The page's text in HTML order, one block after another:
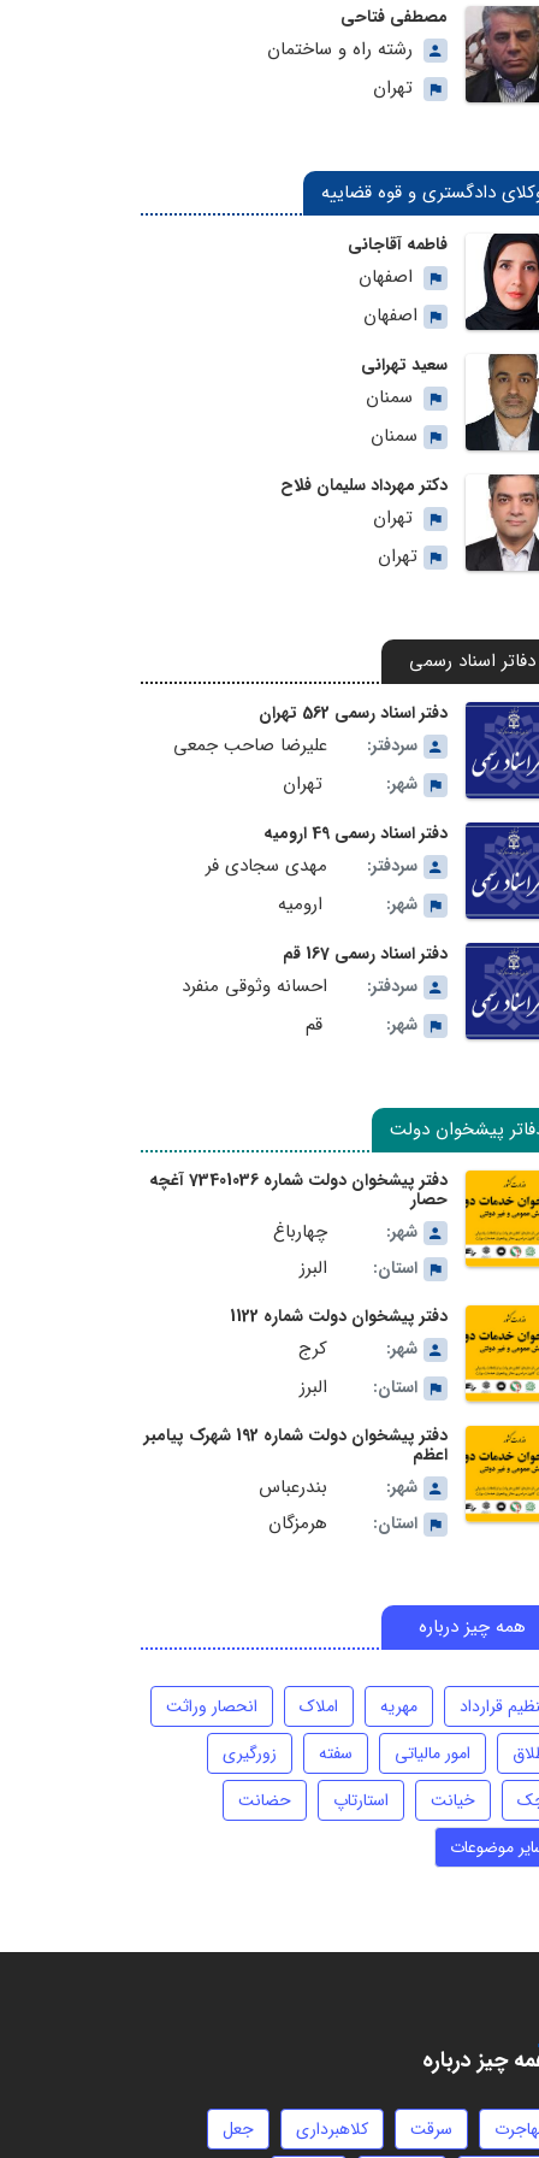
مصطفی فتاحی
رشته راه و ساختمان
تهران
دادگستری و قوه قضاییه
فاطمه آقاجانی
اصفهان
اصفهان
سعید تهرانی
سمنان
سمنان
دکتر مهرداد سلیمان فلاح
تهران
تهران
دفاتر اسناد رسمی
دفتر اسناد رسمی 562 تهران
سردفتر:
علیرضا صاحب جمعى
شهر: تهران
دفتر اسناد رسمی 49 ارومیه
سردفتر:
مهدی سجادی فر
شهر: ارومیه
دفتر اسناد رسمی 167 قم
سردفتر:
احسانه وثوقی منفرد
شهر: قم
پیشخوان دولت
دفتر پیشخوان دولت شماره 73401036 آغچه
حصار
شهر:
چهارباغ
استان: البرز
دفتر پیشخوان دولت شماره 1122
شهر:
کرج
استان: البرز
دفتر پیشخوان دولت شماره 192 شهرک پیامبر
اعظم
شهر:
بندرعباس
استان: هرمزگان
همه چیز درباره
قرارداد مهریه املاک
انحصار وراثت
امور مالیاتی سفته
زورگیری
خیانت استارتاپ
حضانت
موضوعات
چیز درباره
سرقت کلاهبرداری جعل